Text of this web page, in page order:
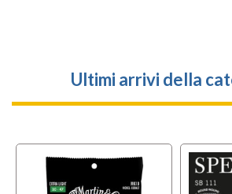
Ultimi arrivi della